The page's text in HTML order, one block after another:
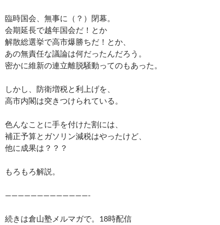
臨時国会、無事に（？）閉幕。
会期延長で越年国会だ！とか
解散総選挙で高市爆勝ちだ！とか、
あの無責任な議論は何だったんだろう。
密かに維新の連立離脱騒動ってのもあった。
しかし、防衛増税と利上げを、
高市内閣は突きつけられている。
色んなことに手を付けた割には、
補正予算とガソリン減税はやったけど、
他に成果は？？？
もろもろ解説。
—————————————-
続きは倉山塾メルマガで。18時配信